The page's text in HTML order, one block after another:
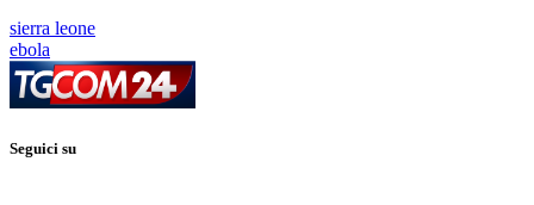
sierra leone
ebola
Seguici su